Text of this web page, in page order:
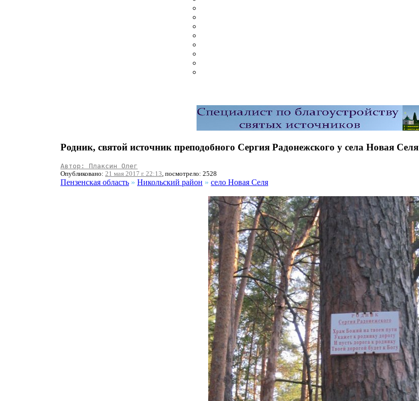
Родник, святой источник преподобного Сергия Радонежского у села Новая Селя
Автор: Плаксин Олег
Опубликовано: 21 мая 2017 г. 22:13, посмотрело: 2528
Пензенская область » Никольский район » село Новая Селя